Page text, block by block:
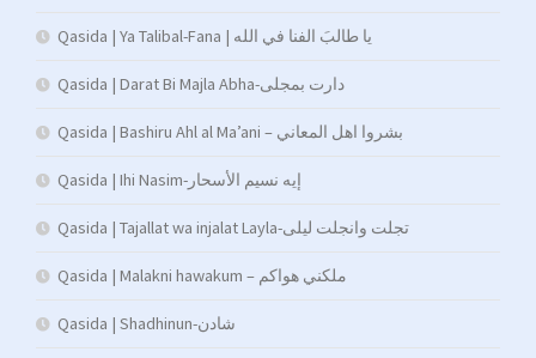
Qasida | Ya Talibal-Fana | يا طالبَ الفنا في الله
Qasida | Darat Bi Majla Abha-دارت بمجلى
Qasida | Bashiru Ahl al Ma’ani – بشروا اهل المعاني
Qasida | Ihi Nasim-إيه نسيم الأسحار
Qasida | Tajallat wa injalat Layla-تجلت وانجلت ليلى
Qasida | Malakni hawakum – ملكني هواكم
Qasida | Shadhinun-شادن